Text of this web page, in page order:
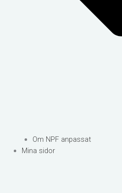
Om NPF anpassat
Mina sidor